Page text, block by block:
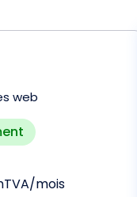
web
mois